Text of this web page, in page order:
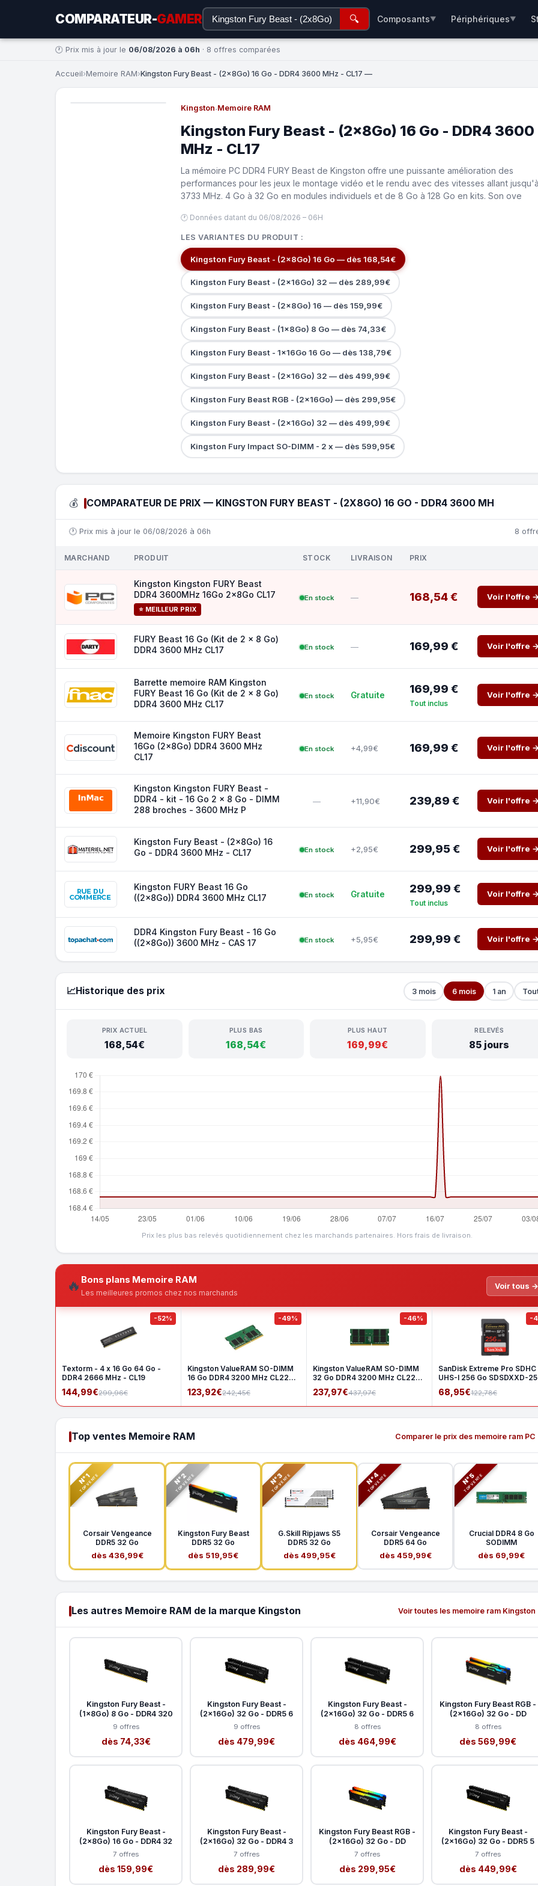
COMPARATEUR-GAMER 🔍 Composants▼ Périphériques▼
🕐 Prix mis à jour le 06/08/2026 à 06h · 8 offres comparées
Accueil›Memoire RAM›Kingston Fury Beast - (2x8Go) 16 Go - DDR4 3600 MHz - CL17 —
Kingston·Memoire RAM
Kingston Fury Beast - (2x8Go) 16 Go - DDR4 3600
MHz - CL17
La mémoire PC DDR4 FURY Beast de Kingston offre une puissante amélioration des
performances pour les jeux le montage vidéo et le rendu avec des vitesses allant jusqu'à
3733 MHz. 4 Go à 32 Go en modules individuels et de 8 Go à 128 Go en kits. Son ove
🕐 Données datant du 06/08/2026 – 06H
LES VARIANTES DU PRODUIT :
Kingston Fury Beast - (2x8Go) 16 Go — dès 168,54€
Kingston Fury Beast - (2x16Go) 32 — dès 289,99€
Kingston Fury Beast - (2x8Go) 16 — dès 159,99€
Kingston Fury Beast - (1x8Go) 8 Go — dès 74,33€
Kingston Fury Beast - 1x16Go 16 Go — dès 138,79€
Kingston Fury Beast - (2x16Go) 32 — dès 499,99€
Kingston Fury Beast RGB - (2x16Go) — dès 299,95€
Kingston Fury Beast - (2x16Go) 32 — dès 499,99€
Kingston Fury Impact SO-DIMM - 2 x — dès 599,95€
💰 COMPARATEUR DE PRIX — KINGSTON FURY BEAST - (2X8GO) 16 GO - DDR4 3600 MH
🕐 Prix mis à jour le 06/08/2026 à 06h 8
MARCHAND PRODUIT STOCK LIVRAISON PRIX
Kingston Kingston FURY Beast
DDR4 3600MHz 16Go 2x8Go CL17
⭐ MEILLEUR PRIX
En stock — 168,54 € Voir l'offre →
FURY Beast 16 Go (Kit de 2 x 8 Go)
DDR4 3600 MHz CL17
En stock — 169,99 € Voir l'offre →
Barrette memoire RAM Kingston
FURY Beast 16 Go (Kit de 2 x 8 Go)
DDR4 3600 MHz CL17
En stock Gratuite 169,99 €
Tout inclus
Voir l'offre →
Memoire Kingston FURY Beast
16Go (2x8Go) DDR4 3600 MHz
CL17
En stock +4,99€ 169,99 € Voir l'offre →
Kingston Kingston FURY Beast -
DDR4 - kit - 16 Go 2 x 8 Go - DIMM
288 broches - 3600 MHz P
— +11,90€ 239,89 € Voir l'offre →
Kingston Fury Beast - (2x8Go) 16
Go - DDR4 3600 MHz - CL17
En stock +2,95€ 299,95 € Voir l'offre →
Kingston FURY Beast 16 Go
((2x8Go)) DDR4 3600 MHz CL17
En stock Gratuite 299,99 €
Tout inclus
Voir l'offre →
DDR4 Kingston Fury Beast - 16 Go
((2x8Go)) 3600 MHz - CAS 17
En stock +5,95€ 299,99 € Voir l'offre →
📈Historique des prix 3 mois 6 mois 1 an
PRIX ACTUEL
168,54€
PLUS BAS
168,54€
PLUS HAUT
169,99€
RELEVÉS
85 jours
Prix les plus bas relevés quotidiennement chez les marchands partenaires. Hors frais de livraison.
🔥 Bons plans Memoire RAM
Les meilleures promos chez nos marchands
Voir tous →
-52%
Textorm - 4 x 16 Go 64 Go -
DDR4 2666 MHz - CL19
144,99€299,96€
-49%
Kingston ValueRAM SO-DIMM
16 Go DDR4 3200 MHz CL22
1Rx8
123,92€242,45€
-46%
Kingston ValueRAM SO-DIMM
32 Go DDR4 3200 MHz CL22
2Rx8
237,97€437,97€
-
SanDisk Extreme Pro SDHC
UHS-I 256 Go SDSDXXD-
GN4I
68,95€122,78€
Top ventes Memoire RAM Comparer le prix des memoire ram
N°1
TOP VENTE
Corsair Vengeance
DDR5 32 Go
dès 436,99€
N°2
TOP VENTE
Kingston Fury Beast
DDR5 32 Go
dès 519,95€
N°3
TOP VENTE
G.Skill Ripjaws S5
DDR5 32 Go
dès 499,95€
N°4
TOP VENTE
Corsair Vengeance
DDR5 64 Go
dès 459,99€
N°5
TOP VENTE
Crucial DDR4 8 Go
SODIMM
dès 69,99€
Les autres Memoire RAM de la marque Kingston Voir toutes les memoire ram
Kingston Fury Beast -
(1x8Go) 8 Go - DDR4 320
9 offres
dès 74,33€
Kingston Fury Beast -
(2x16Go) 32 Go - DDR5 6
9 offres
dès 479,99€
Kingston Fury Beast -
(2x16Go) 32 Go - DDR5 6
8 offres
dès 464,99€
Kingston Fury Beast RGB -
(2x16Go) 32 Go - DD
8 offres
dès 569,99€
Kingston Fury Beast -
(2x8Go) 16 Go - DDR4 32
7 offres
dès 159,99€
Kingston Fury Beast -
(2x16Go) 32 Go - DDR4 3
7 offres
dès 289,99€
Kingston Fury Beast RGB -
(2x16Go) 32 Go - DD
7 offres
dès 299,95€
Kingston Fury Beast -
(2x16Go) 32 Go - DDR5 5
7 offres
dès 449,99€